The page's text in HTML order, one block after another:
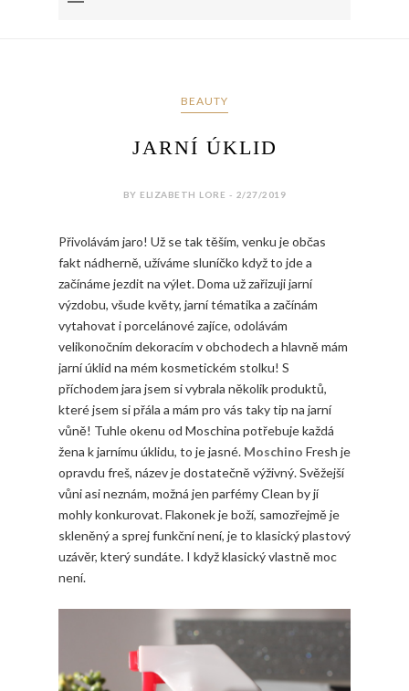
BEAUTY
JARNÍ ÚKLID
BY ELIZABETH LORE - 2/27/2019
Přivolávám jaro! Už se tak těším, venku je občas
fakt nádherně, užíváme sluníčko když to jde a
začínáme jezdit na výlet. Doma už zařizuji jarní
výzdobu, všude květy, jarní tématika a začínám
vytahovat i porcelánové zajíce, odolávám
velikonočním dekoracím v obchodech a hlavně mám
jarní úklid na mém kosmetickém stolku! S
příchodem jara jsem si vybrala několik produktů,
které jsem si přála a mám pro vás taky tip na jarní
vůně! Tuhle okenu od Moschina potřebuje každá
žena k jarnímu úklidu, to je jasné. Moschino Fresh je
opravdu freš, název je dostatečně výživný. Svěžejší
vůni asi neznám, možná jen parfémy Clean by jí
mohly konkurovat. Flakonek je boží, samozřejmě je
skleněný a sprej funkční není, je to klasický plastový
uzávěr, který sundáte. I když klasický vlastně moc
není.